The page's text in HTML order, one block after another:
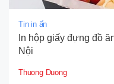
Tin in ấn
In hộp giấy đựng đồ
Nội
Thuong Duong